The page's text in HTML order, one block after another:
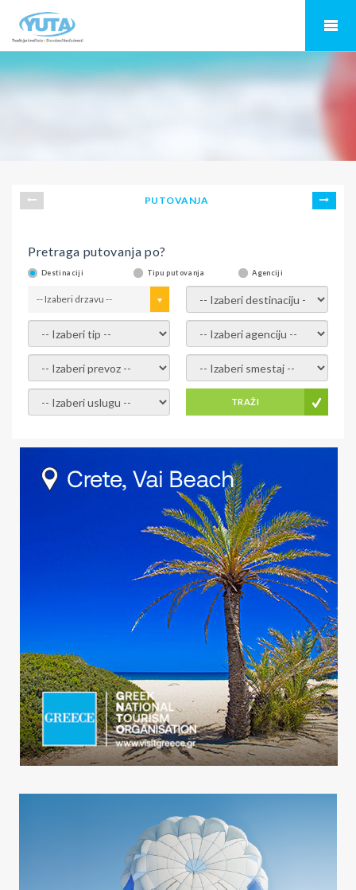
PUTOVANJA
Pretraga putovanja po?
Destinaciji Tipu putovanja Agenciji
-- Izaberi drzavu -- -- Izaberi destinaciju --
-- Izaberi tip -- -- Izaberi agenciju --
-- Izaberi prevoz -- -- Izaberi smestaj --
-- Izaberi uslugu -- TRAŽI